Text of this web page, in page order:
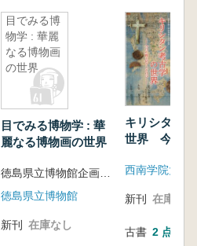
目でみる博
物学 : 華麗
なる博物画
の世界
目でみる博物学 : 華
麗なる博物画の世界
徳島県立博物館
新刊 在庫なし
キリシタン
世界 今日に
西南学院大学
新刊 在庫なし
古書 2 点